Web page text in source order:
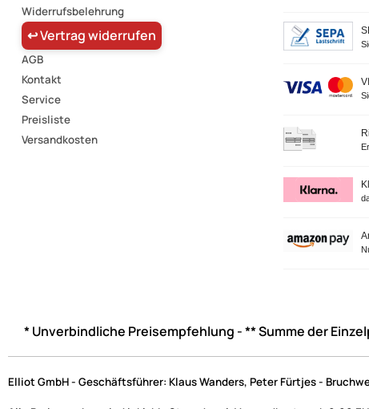
Widerrufsbelehrung
↩ Vertrag widerrufen
AGB
Kontakt
Service
Preisliste
Versandkosten
* Unverbindliche Preisempfehlung - ** Summe der
Elliot GmbH - Geschäftsführer: Klaus Wanders, Peter Fürtjes -